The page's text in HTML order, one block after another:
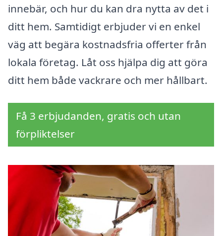
innebär, och hur du kan dra nytta av det i
ditt hem. Samtidigt erbjuder vi en enkel
väg att begära kostnadsfria offerter från
lokala företag. Låt oss hjälpa dig att göra
ditt hem både vackrare och mer hållbart.
Få 3 erbjudanden, gratis och utan
förpliktelser